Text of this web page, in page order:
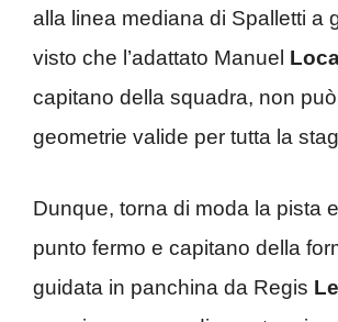
alla linea mediana di Spalletti a
visto che l’adattato Manuel
capitano della squadra, non
geometrie valide per tutta la
Dunque, torna di moda la pista
punto fermo e capitano della
guidata in panchina da Regis